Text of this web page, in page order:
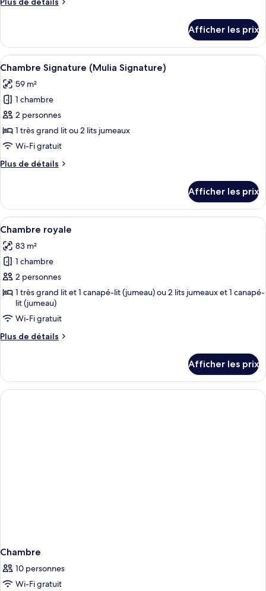
de
Chambre
supérieure
(Mulia
Grandeur)
Chambre
supérieure
(Mulia
Afficher les prix
Afficher
toutes
les
photos
pour
ce
type
chambre :
(Mulia
Signature)
Une chambre d’hôtel avec un
5
Chambre Signature (Mulia Signature)
59 m²
1 chambre
2 personnes
1 très grand lit ou 2 lits jumeaux
Wi-Fi gratuit
Plus de détails
Plus
Chambre
Signature
(Mulia
Afficher les prix
Afficher
toutes
les
photos
pour
ce
type
de
chambre :
Une chambre spacieuse avec un
5
Chambre royale
83 m²
1 chambre
2 personnes
1 très grand lit et 1 canapé-lit (jumeau) ou 2 lits jumeaux et 1 canapé-
lit (jumeau)
Wi-Fi gratuit
Plus de détails
Plus
Chambre
royale
Afficher les prix
Chambre
10 personnes
Wi-Fi gratuit